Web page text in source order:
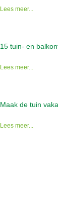
Lees meer...
15 tuin- en
Lees meer...
Maak de tuin
Lees meer...